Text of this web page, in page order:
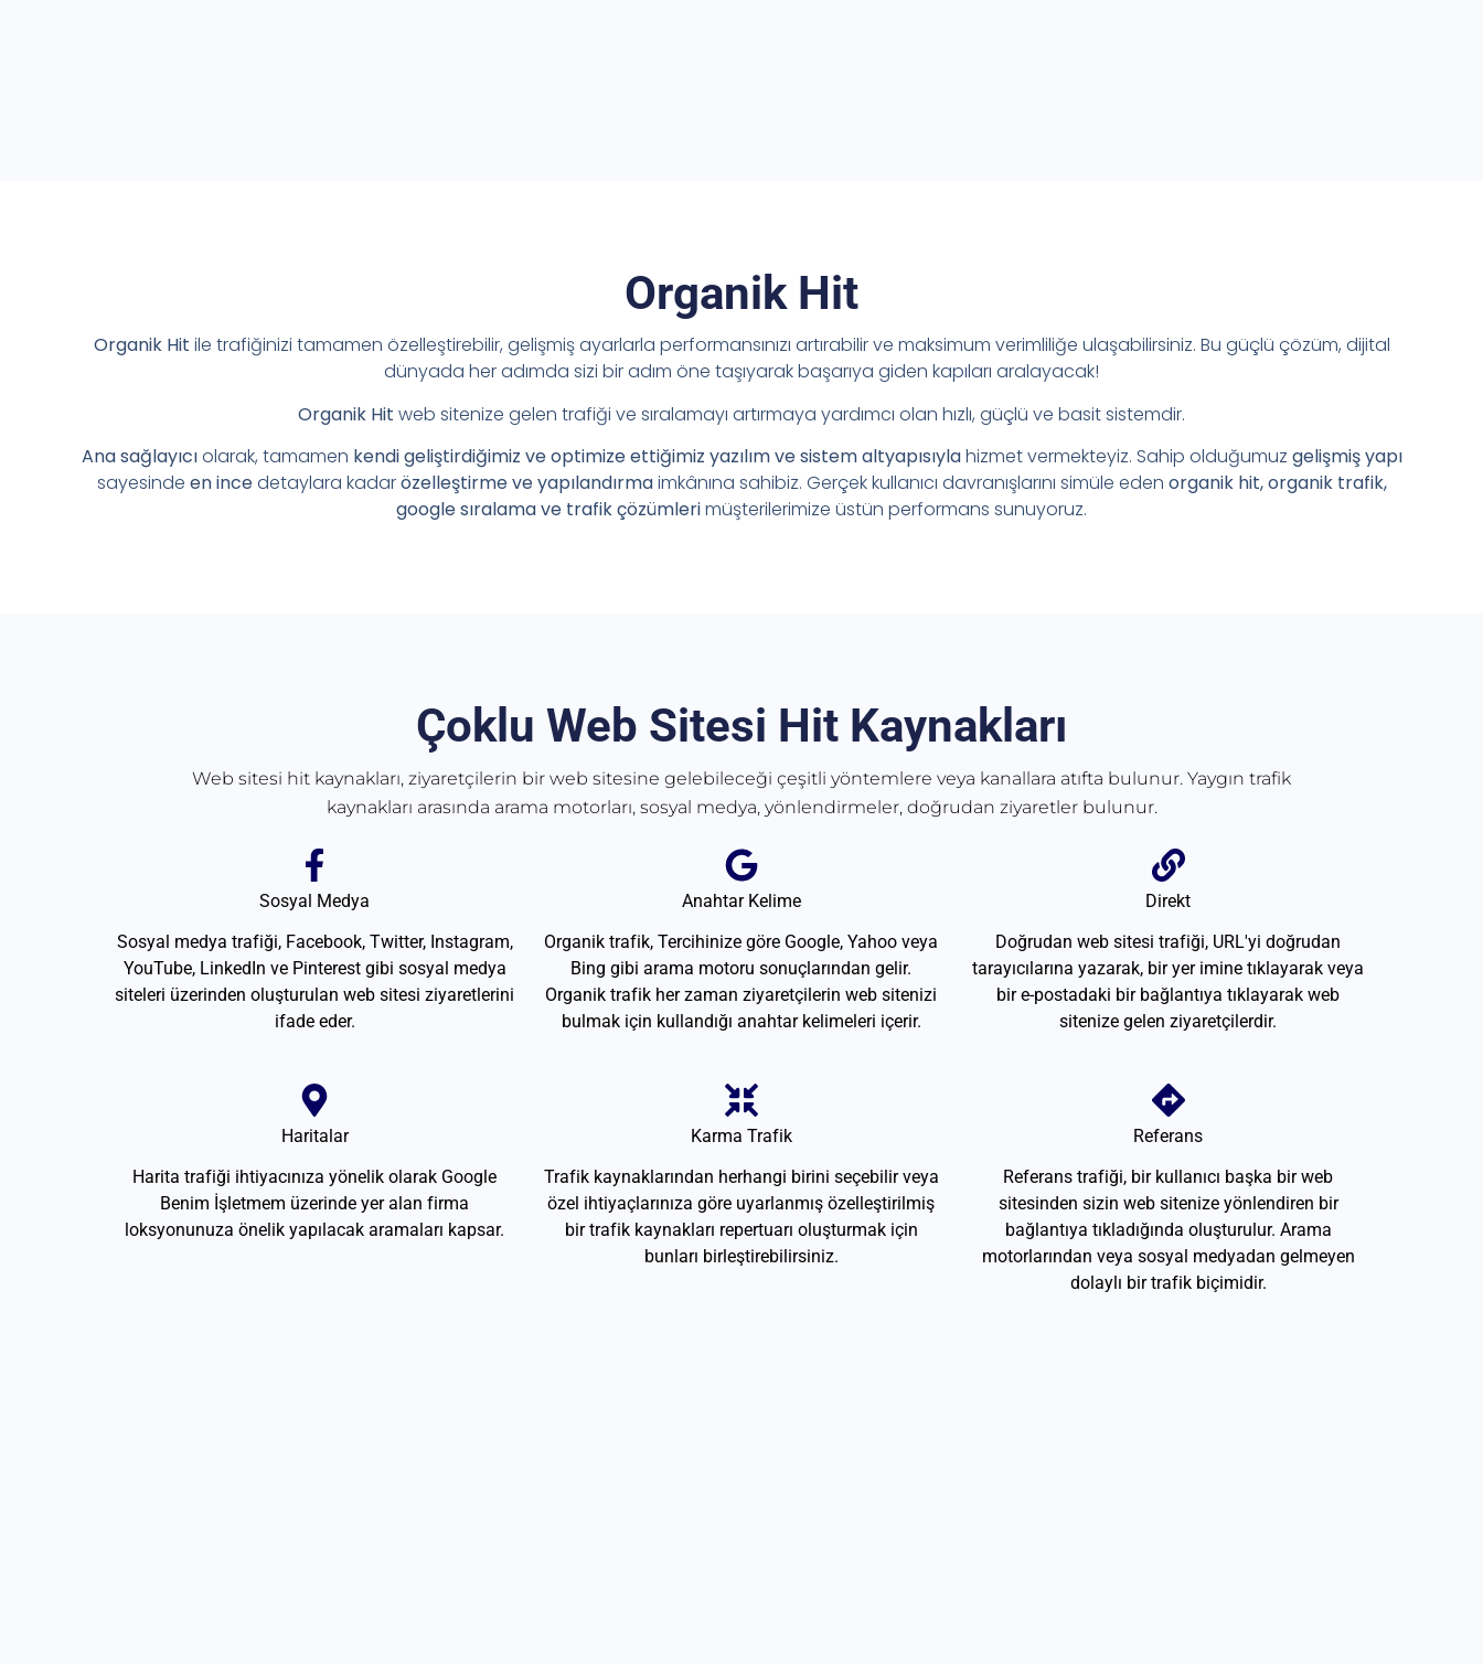
Organik Hit
Organik Hit ile trafiğinizi tamamen özelleştirebilir, gelişmiş ayarlarla performansınızı artırabilir ve maksimum verimliliğe ulaşabilirsiniz. Bu güçlü çözüm, dijital
dünyada her adımda sizi bir adım öne taşıyarak başarıya giden kapıları aralayacak!
Organik Hit web sitenize gelen trafiği ve sıralamayı artırmaya yardımcı olan hızlı, güçlü ve basit sistemdir.
Ana sağlayıcıolarak, tamamen kendi geliştirdiğimiz ve optimize ettiğimiz yazılım ve sistem altyapısıylahizmet vermekteyiz. Sahip olduğumuz gelişmiş yapı
sayesinde en incedetaylara kadarözelleştirme ve yapılandırmaimkânına sahibiz. Gerçek kullanıcı davranışlarını simüle eden organik hit, organik trafik,
google sıralama ve trafik çözümlerimüşterilerimize üstün performans sunuyoruz.
Çoklu Web Sitesi Hit Kaynakları
Web sitesi hit kaynakları, ziyaretçilerin bir web sitesine gelebileceği çeşitli yöntemlere veya kanallara atıfta bulunur. Yaygın trafik
kaynakları arasında arama motorları, sosyal medya, yönlendirmeler, doğrudan ziyaretler bulunur.
Sosyal Medya
Sosyal medya trafiği, Facebook, Twitter, Instagram,
YouTube, LinkedIn ve Pinterest gibi sosyal medya
siteleri üzerinden oluşturulan web sitesi ziyaretlerini
ifade eder.
Anahtar Kelime
Organik trafik, Tercihinize göre Google, Yahoo veya
Bing gibi arama motoru sonuçlarından gelir.
Organik trafik her zaman ziyaretçilerin web sitenizi
bulmak için kullandığı anahtar kelimeleri içerir.
Direkt
Doğrudan web sitesi trafiği, URL'yi doğrudan
tarayıcılarına yazarak, bir yer imine tıklayarak veya
bir e-postadaki bir bağlantıya tıklayarak web
sitenize gelen ziyaretçilerdir.
Haritalar
Harita trafiği ihtiyacınıza yönelik olarak Google
Benim İşletmem üzerinde yer alan firma
loksyonunuza önelik yapılacak aramaları kapsar.
Karma Trafik
Trafik kaynaklarından herhangi birini seçebilir veya
özel ihtiyaçlarınıza göre uyarlanmış özelleştirilmiş
bir trafik kaynakları repertuarı oluşturmak için
bunları birleştirebilirsiniz.
Referans
Referans trafiği, bir kullanıcı başka bir web
sitesinden sizin web sitenize yönlendiren bir
bağlantıya tıkladığında oluşturulur. Arama
motorlarından veya sosyal medyadan gelmeyen
dolaylı bir trafik biçimidir.